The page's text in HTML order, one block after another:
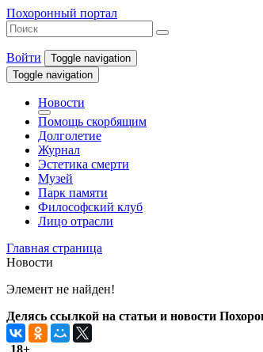
Похоронный портал
Войти
Toggle navigation
Toggle navigation
Новости
Помощь скорбящим
Долголетие
Журнал
Эстетика смерти
Музей
Парк памяти
Философский клуб
Лицо отрасли
Главная страница
Новости
Элемент не найден!
Делясь ссылкой на статьи и новости
18+